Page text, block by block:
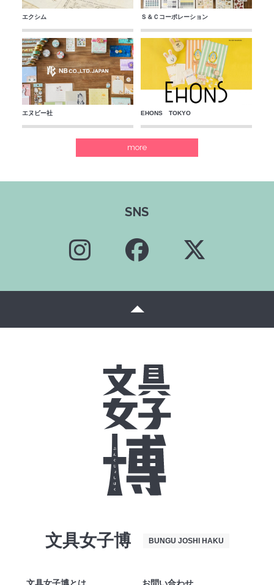
エクシム Ｓ＆Ｃコーポレーション
エヌビー社 EHONS TOKYO
more
SNS
文具女子博 BUNGU JOSHI HAKU
文具女子博とは お問い合わせ